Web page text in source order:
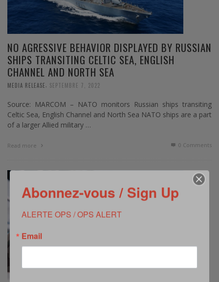
NO AGRESSIVE BEHAVIOR DISPLAYED BY RUSSIAN
SHIPS TRANSITING CELTIC SEA, ENGLISH
CHANNEL AND NORTH SEA
MEDIA RELEASE SEPTEMBRE 7, 2022
Source: MARCOM – NATO monitors Russian ships transiting
Celtic Sea, English Channel and North Sea NATO ships are a part
of a larger Allied military …
Read more 0 Comments
Abonnez-vous / Sign Up
ALERTE OPS / OPS ALERT
Email